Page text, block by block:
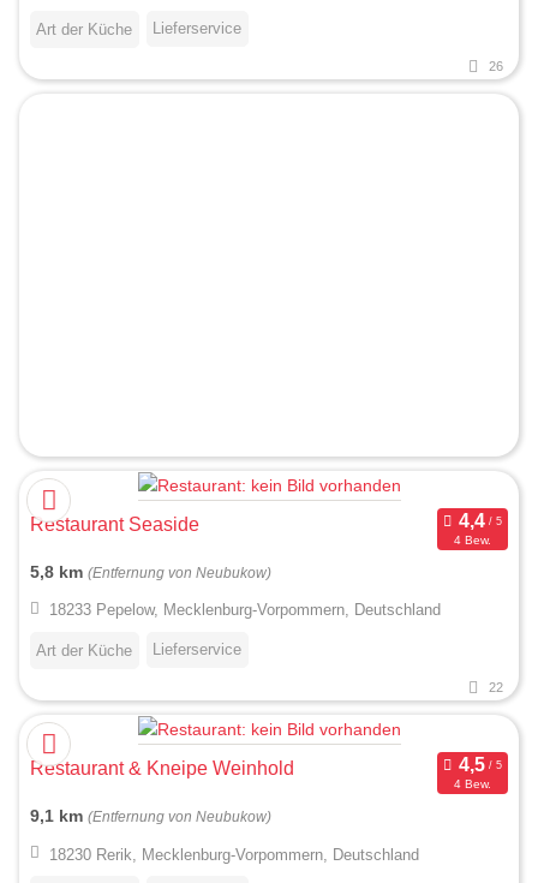
Art der Küche Lieferservice
26
Restaurant Seaside
4 Bew.
5,8 km (Entfernung von Neubukow)
18233 Pepelow, Mecklenburg-Vorpommern, Deutschland
Art der Küche Lieferservice
22
Restaurant & Kneipe Weinhold
4 Bew.
9,1 km (Entfernung von Neubukow)
18230 Rerik, Mecklenburg-Vorpommern, Deutschland